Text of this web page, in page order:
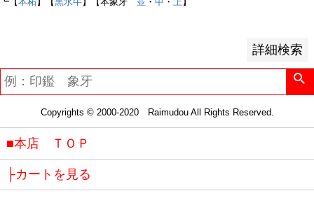
詳細検索
Copyrights © 2000-2020 Raimudou All Rights Reserved.
■本店 ＴＯＰ
├カートを見る